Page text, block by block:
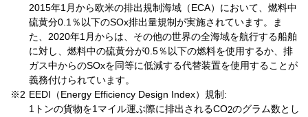
2015年1月から欧米の排出規制海域（ECA）において、燃料中
硫黄分0.1％以下のSOx排出量規制が実施されています。ま
た、 2020年1月からは、その他の世界の全海域を航行する船舶
に対し、燃料中の硫黄分が0.5％以下の燃料を使用するか、排
ガス中からのSOxを同等に低減する代替装置を使用することが
義務付けられています。
※2 EEDI （Energy Efficiency Design Index）規制 :
1トンの貨物を1マイル運ぶ際に排出されるCO2のグラム数とし